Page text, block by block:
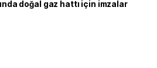
doğal gaz hattı için imzalar